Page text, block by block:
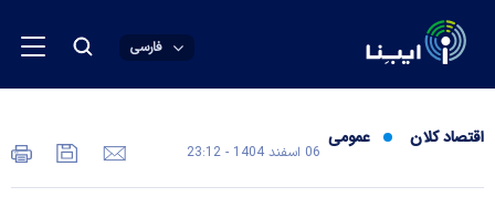
فارسی
اقتصاد کلان عمومی
06 اسفند 1404 - 23:12